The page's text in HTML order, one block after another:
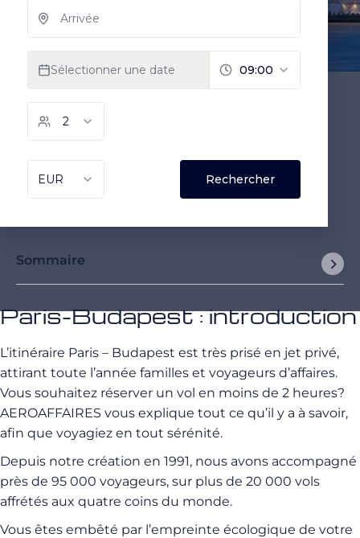
Sommaire
Paris-Budapest : introduction
L’itinéraire Paris – Budapest est très prisé en jet privé,
attirant toute l’année familles et voyageurs d’affaires.
Vous souhaitez réserver un vol en moins de 2 heures?
AEROAFFAIRES vous explique tout ce qu’il y a à savoir,
afin que voyagiez en tout sérénité.
Depuis notre création en 1991, nous avons accompagné
près de 95 000 voyageurs, sur plus de 20 000 vols
affrétés aux quatre coins du monde.
Vous êtes embêté par l’empreinte écologique de votre